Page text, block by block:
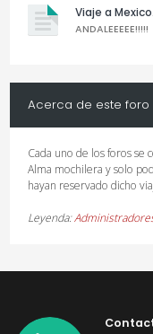
Viaje a
ANDALEEEEE!!!!!
Acerca de este foro
Cada uno de los foros
Alma mochilera y solo
hayan reservado dicho
Leyenda: